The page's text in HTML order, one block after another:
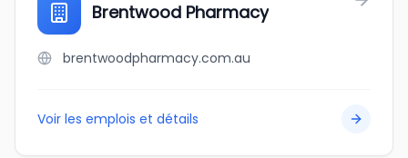
Brentwood Pharmacy
brentwoodpharmacy.com.au
Voir les emplois et détails